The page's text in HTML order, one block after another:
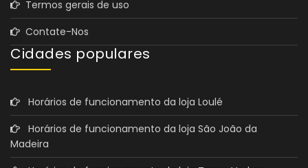
Termos gerais de uso
Contate-Nos
Cidades populares
Horários de funcionamento da loja Loulé
Horários de funcionamento da loja São João da
Madeira